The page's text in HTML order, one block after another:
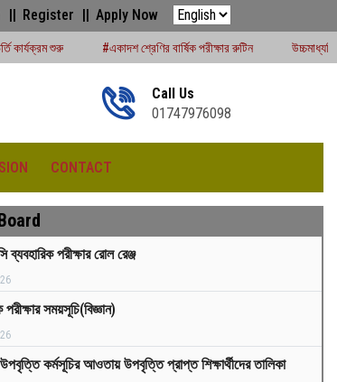
Register Apply Now
#একাদশ শ্রেণির বার্ষিক পরীক্ষার রুটিন উচ্চমাধ্যমিক সেশন (২০২৪-২৫)
Call Us
01747976098
CONTACT
-২০২৫
পরীক্ষার রোল রেঞ্জ
পরীক্ষার সময়সূচি(বিজ্ঞান)
কর্মসূচির আওতায় উপবৃত্তি প্রাপ্ত শিক্ষার্থীদের তালিকা